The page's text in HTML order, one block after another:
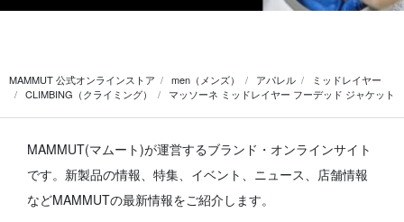
MAMMUT 公式オンラインストア men（メンズ） アパレル
ミッドレイヤー
CLIMBING（クライミング）
マッソーネ ミッドレイヤー フーデッド ジャケット
MAMMUT(マムート)が運営するブランド・オンラインサイト
です。 新製品の情報、特集、イベント、ニュース、店舗情報
などMAMMUTの最新情報をご紹介します。